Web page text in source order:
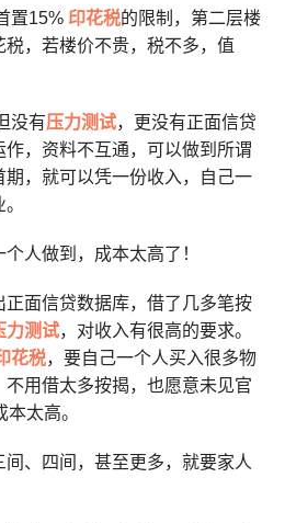
置15% 印花税的限制，第二层楼
，若楼价不贵，税不多，值
没有压力测试，更没有正面信贷
，资料不互通，可以做到所谓
，就可以凭一份收入，自己一
人做到，成本太高了！
正面信贷数据库，借了几多笔按
力测试，对收入有很高的要求。
花税，要自己一个人买入很多物
用借太多按揭，也愿意未见官
本太高。
间、四间，甚至更多，就要家人